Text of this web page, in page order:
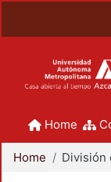
Home
Home